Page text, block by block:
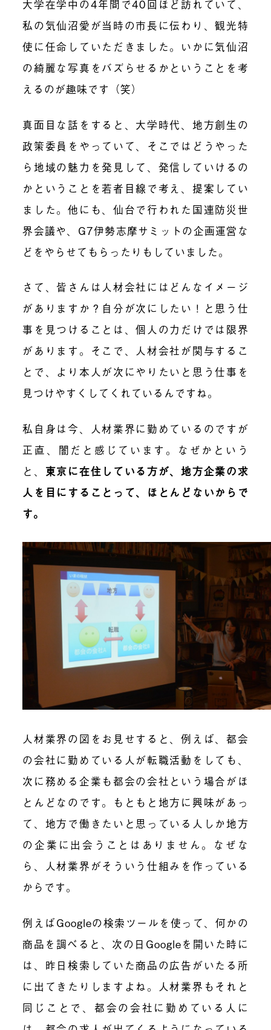
大学在学中の4年間で40回ほど訪れていて、
私の気仙沼愛が当時の市長に伝わり、観光特
使に任命していただきました。いかに気仙沼
の綺麗な写真をバズらせるかということを考
えるのが趣味です（笑）
真面目な話をすると、大学時代、地方創生の
政策委員をやっていて、そこではどうやった
ら地域の魅力を発見して、発信していけるの
かということを若者目線で考え、提案してい
ました。他にも、仙台で行われた国連防災世
界会議や、 G7伊勢志摩サミットの企画運営な
どをやらせてもらったりもしていました。
さて、皆さんは人材会社にはどんなイメージ
がありますか？自分が次にしたい！と思う仕
事を見つけることは、個人の力だけでは限界
があります。そこで、人材会社が関与するこ
とで、より本人が次にやりたいと思う仕事を
見つけやすくしてくれているんですね。
私自身は今、人材業界に勤めているのですが
正直、闇だと感じています。なぜかという
と、 東京に在住している方が、地方企業の求
人を目にすることって、ほとんどないからで
す。
人材業界の図をお見せすると、例えば、都会
の会社に勤めている人が転職活動をしても、
次に務める企業も都会の会社という場合がほ
とんどなのです。もともと地方に興味があっ
て、地方で働きたいと思っている人しか地方
の企業に出会うことはありません。なぜな
ら、人材業界がそういう仕組みを作っている
からです。
例えばGoogleの検索ツールを使って、何かの
商品を調べると、次の日 Googleを開いた時に
は、昨日検索していた商品の広告がいたる所
に出てきたりしますよね。人材業界もそれと
同じことで、都会の会社に勤めている人に